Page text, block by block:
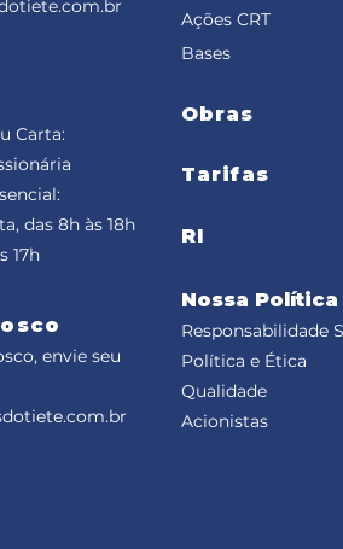
Carta:
das 8h às 18h
17h
envie seu
Ações CRT
Bases
Obras
Tarifas
RI
Nossa Política
Responsabilidade
Política e Ética
Qualidade
Acionistas